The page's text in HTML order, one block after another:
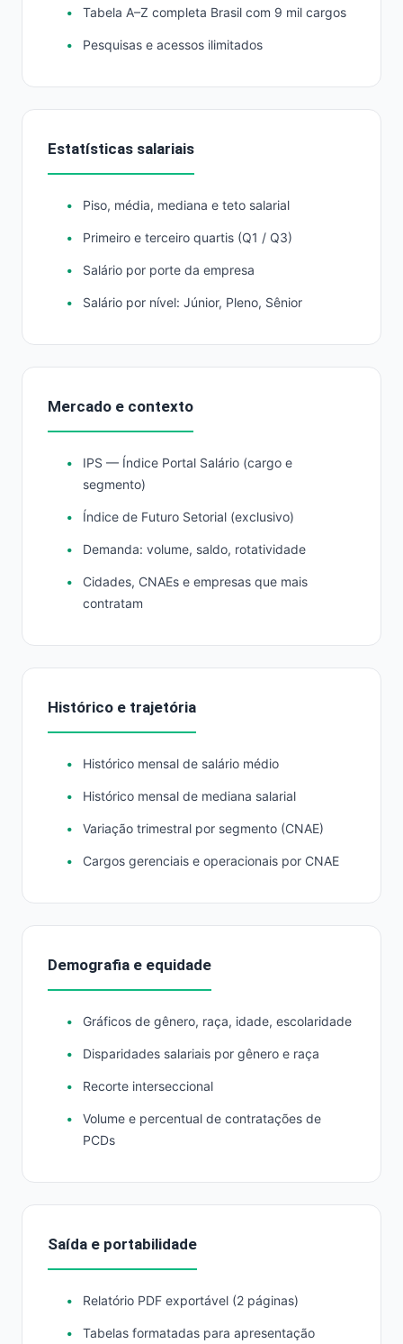
Tabela A–Z completa Brasil com 9 mil cargos
Pesquisas e acessos ilimitados
Estatísticas salariais
Piso, média, mediana e teto salarial
Primeiro e terceiro quartis (Q1 / Q3)
Salário por porte da empresa
Salário por nível: Júnior, Pleno, Sênior
Mercado e contexto
IPS — Índice Portal Salário (cargo e
segmento)
Índice de Futuro Setorial (exclusivo)
Demanda: volume, saldo, rotatividade
Cidades, CNAEs e empresas que mais
contratam
Histórico e trajetória
Histórico mensal de salário médio
Histórico mensal de mediana salarial
Variação trimestral por segmento (CNAE)
Cargos gerenciais e operacionais por CNAE
Demografia e equidade
Gráficos de gênero, raça, idade, escolaridade
Disparidades salariais por gênero e raça
Recorte interseccional
Volume e percentual de contratações de
PCDs
Saída e portabilidade
Relatório PDF exportável (2 páginas)
Tabelas formatadas para apresentação